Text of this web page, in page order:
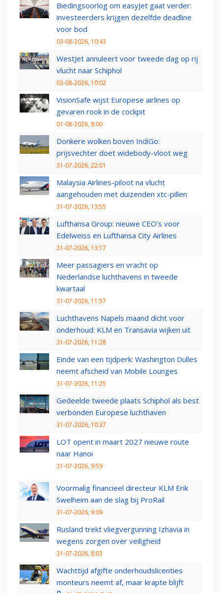
Biedingsoorlog om easyJet gaat verder:
investeerders krijgen dezelfde deadline
voor bod
03-08-2026, 10:43
WestJet annuleert voor tweede dag op rij
vlucht naar Schiphol
03-08-2026, 10:02
VisionSafe wijst Europese airlines op
gevaren rook in de cockpit
01-08-2026, 8:00
Donkere wolken boven IndiGo:
prijsvechter doet widebody-vloot weg
31-07-2026, 22:01
Malaysia Airlines-piloot na vlucht
aangehouden met duizenden xtc-pillen
31-07-2026, 13:55
Lufthansa Group: nieuwe CEO’s voor
Edelweiss en Lufthansa City Airlines
31-07-2026, 13:17
Meer passagiers en vracht op
Nederlandse luchthavens in tweede
kwartaal
31-07-2026, 11:57
Luchthavens Napels maand dicht voor
onderhoud: KLM en Transavia wijken uit
31-07-2026, 11:28
Einde van een tijdperk: Washington Dulles
neemt afscheid van Mobile Lounges
31-07-2026, 11:25
Gedeelde tweede plaats Schiphol als best
verbonden Europese luchthaven
31-07-2026, 10:37
LOT opent in maart 2027 nieuwe route
naar Hanoi
31-07-2026, 9:59
Voormalig financieel directeur KLM Erik
Swelheim aan de slag bij ProRail
31-07-2026, 9:09
Rusland trekt vliegvergunning Izhavia in
wegens zorgen over veiligheid
31-07-2026, 8:03
Wachttijd afgifte onderhoudslicenties
monteurs neemt af, maar krapte blijft